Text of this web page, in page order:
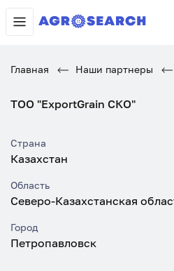
Главная Наши партнеры
ТОО "ExportGrain СКО"
Страна
Казахстан
Область
Северо-Казахстанская
Город
Петропавловск